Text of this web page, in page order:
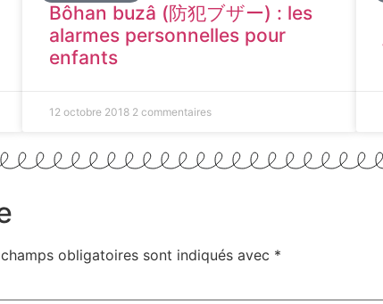
Bôhan buzâ (防犯ブザー) : les
alarmes personnelles pour
enfants
12 octobre 2018 2 commentaires
obligatoires sont indiqués avec *